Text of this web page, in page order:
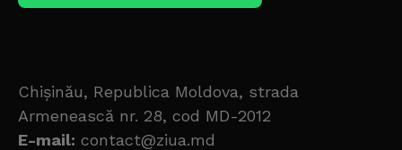
Chișinău, Republica Moldova, strada
Armenească nr. 28, cod MD-2012
E-mail: contact@ziua.md